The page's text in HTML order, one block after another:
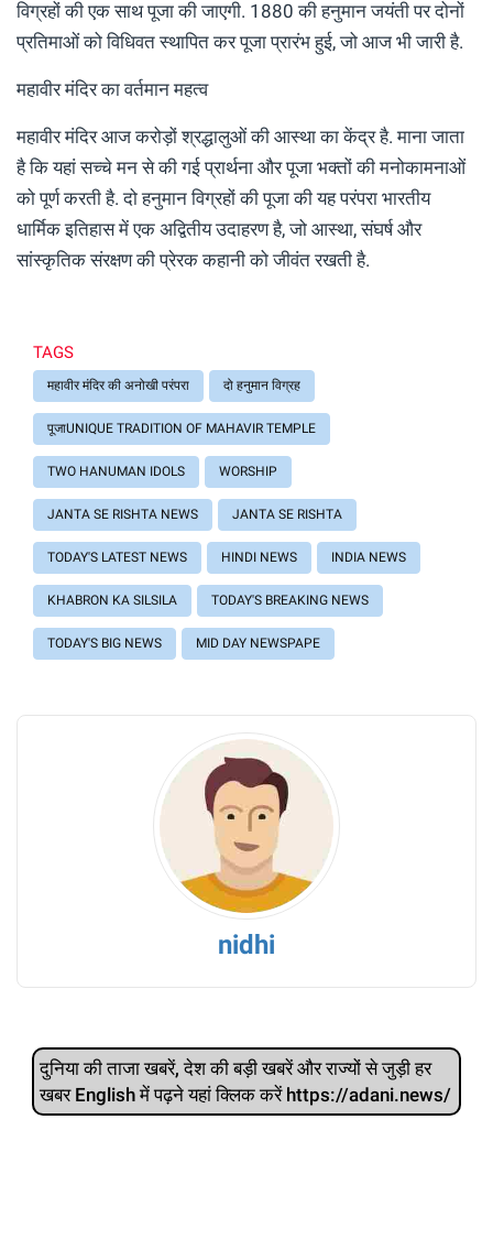
विग्रहों की एक साथ पूजा की जाएगी. 1880 की हनुमान जयंती पर दोनों
प्रतिमाओं को विधिवत स्थापित कर पूजा प्रारंभ हुई, जो आज भी जारी है.
महावीर मंदिर का वर्तमान महत्व
महावीर मंदिर आज करोड़ों श्रद्धालुओं की आस्था का केंद्र है. माना जाता
है कि यहां सच्चे मन से की गई प्रार्थना और पूजा भक्तों की मनोकामनाओं
को पूर्ण करती है. दो हनुमान विग्रहों की पूजा की यह परंपरा भारतीय
धार्मिक इतिहास में एक अद्वितीय उदाहरण है, जो आस्था, संघर्ष और
सांस्कृतिक संरक्षण की प्रेरक कहानी को जीवंत रखती है.
TAGS
महावीर मंदिर की अनोखी परंपरा दो हनुमान विग्रह
पूजाUNIQUE TRADITION OF MAHAVIR TEMPLE
TWO HANUMAN IDOLS WORSHIP
JANTA SE RISHTA NEWS JANTA SE RISHTA
TODAY'S LATEST NEWS HINDI NEWS INDIA NEWS
KHABRON KA SILSILA TODAY'S BREAKING NEWS
TODAY'S BIG NEWS MID DAY NEWSPAPE
nidhi
दुनिया की ताजा खबरें, देश की बड़ी खबरें और राज्‍यों से जुड़ी हर
खबर English में पढ़ने यहां क्लिक करें https://adani.news/